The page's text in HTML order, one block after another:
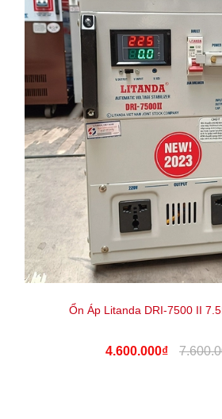
Ổn Áp Litanda DRI-7500 II
4.600.000₫